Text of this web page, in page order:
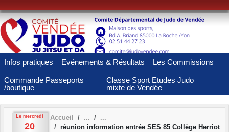
Infos pratiques Evénements & Résultats Les Commissions
Commande Passeports
/boutique
Classe Sport Etudes Judo
mixte de Vendée
Le mercredi
20
Accueil
réunion information entrée SES 85 Collège Herriot